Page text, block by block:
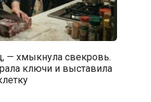
— хмыкнула свекровь.
ключи и выставила